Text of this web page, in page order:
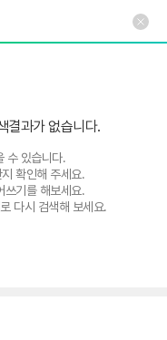
결과가 없습니다.
수 있습니다.
확인해 주세요.
쓰기를 해보세요.
다시 검색해 보세요.